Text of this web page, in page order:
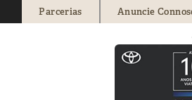
Parcerias Anuncie